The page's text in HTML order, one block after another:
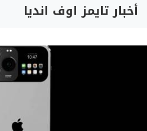
أخبار تايمز اوف انديا